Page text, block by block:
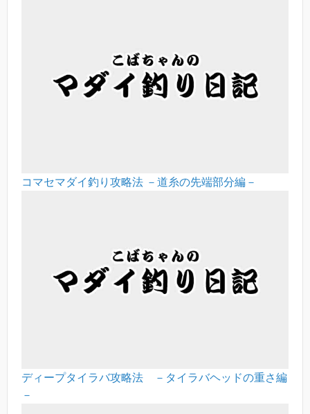
コマセマダイ釣り攻略法 －道糸の先端部分編－
ディープタイラバ攻略法 －タイラバヘッドの重さ編
－